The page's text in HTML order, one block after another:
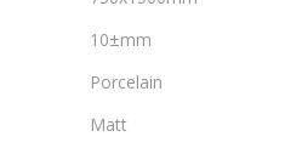
10±mm
Porcelain
Matt